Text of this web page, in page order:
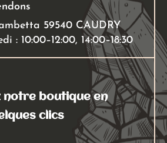
59540 CAUDRY
: 10:00–12:00, 14:00–18:30
notre boutique en
clics